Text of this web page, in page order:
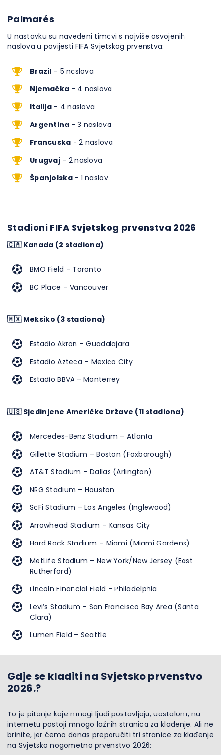
Palmarés
U nastavku su navedeni timovi s najviše osvojenih
naslova u povijesti FIFA Svjetskog prvenstva:
Brazil - 5 naslova
Njemačka - 4 naslova
Italija- 4 naslova
Argentina - 3 naslova
Francuska - 2 naslova
Urugvaj- 2 naslova
Španjolska- 1 naslov
Stadioni FIFA Svjetskog prvenstva 2026
🇨🇦 Kanada (2 stadiona)
BMO Field – Toronto
BC Place – Vancouver
🇲🇽 Meksiko (3 stadiona)
Estadio Akron – Guadalajara
Estadio Azteca – Mexico City
Estadio BBVA – Monterrey
🇺🇸 Sjedinjene Američke Države (11 stadiona)
Mercedes-Benz Stadium – Atlanta
Gillette Stadium – Boston (Foxborough)
AT&T Stadium – Dallas (Arlington)
NRG Stadium – Houston
SoFi Stadium – Los Angeles (Inglewood)
Arrowhead Stadium – Kansas City
Hard Rock Stadium – Miami (Miami Gardens)
MetLife Stadium – New York/New Jersey (East
Rutherford)
Lincoln Financial Field – Philadelphia
Levi’s Stadium – San Francisco Bay Area (Santa
Clara)
Lumen Field – Seattle
Gdje se kladiti na Svjetsko prvenstvo
2026.?
To je pitanje koje mnogi ljudi postavljaju; uostalom, na
internetu postoji mnogo lažnih stranica za klađenje. Ali ne
brinite, jer ćemo danas preporučiti tri stranice za klađenje
na Svjetsko nogometno prvenstvo 2026: